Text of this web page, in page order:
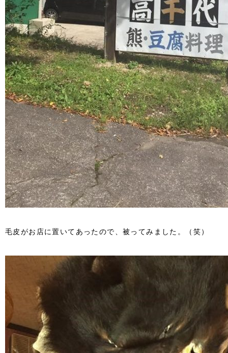
毛皮がお店に置いてあったので、被ってみました。（笑）